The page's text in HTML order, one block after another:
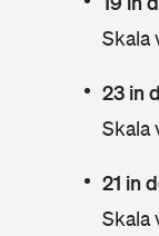
Skala
23 in
Skala
21 in
Skala